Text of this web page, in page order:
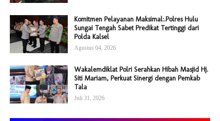
Komitmen Pelayanan Maksimal:.Polres Hulu
Sungai Tengah Sabet Predikat Tertinggi dari
Polda Kalsel
Agustus 04, 2026
Wakalemdiklat Polri Serahkan Hibah Masjid Hj.
Siti Mariam, Perkuat Sinergi dengan Pemkab
Tala
Juli 31, 2026